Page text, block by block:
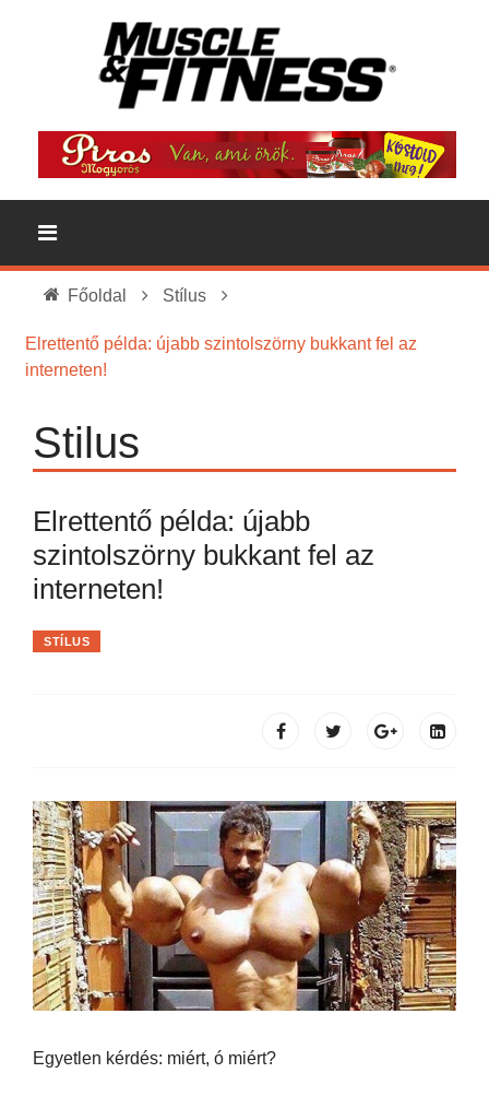
Főoldal Stílus
Elrettentő példa: újabb szintolszörny bukkant fel az
interneten!
Stilus
Elrettentő példa: újabb
szintolszörny bukkant fel az
interneten!
STÍLUS
Egyetlen kérdés: miért, ó miért?